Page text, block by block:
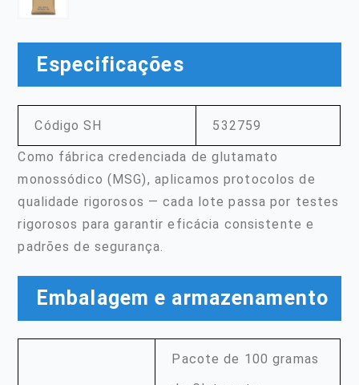
Especificações
Código SH 532759
Como fábrica credenciada de glutamato
monossódico (MSG), aplicamos protocolos de
qualidade rigorosos — cada lote passa por testes
rigorosos para garantir eficácia consistente e
padrões de segurança.
Embalagem e armazenamento
Pacote de 100 gramas